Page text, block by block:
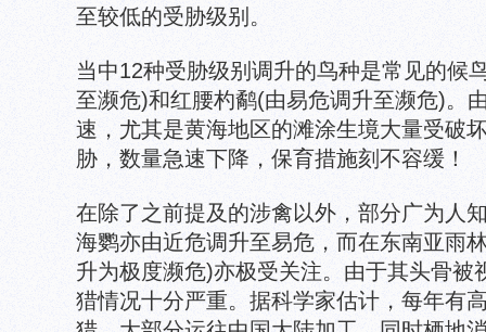
至较低的受胁级别。
当中12种受胁级别调升的鸟种是常见的候
至濒危)和红腰杓鹬(由易危调升至濒危)。
速，尤其是黄海地区的滩涂生境大量受破
胁，数量急速下降，保育措施刻不容缓！
在除了之前提及的涉禽以外，部分广为人
海鹦亦由近危调升至易危，而在东南亚雨
升为极度濒危)亦极受关注。由于其头骨被
猎情况十分严重。据科学家估计，每年有